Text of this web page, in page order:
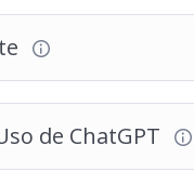
de ChatGPT